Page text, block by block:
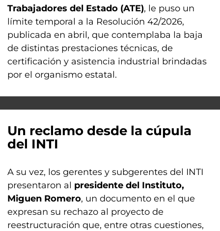
Trabajadores del Estado (ATE), le puso un
límite temporal a la Resolución 42/2026,
publicada en abril, que contemplaba la baja
de distintas prestaciones técnicas, de
certificación y asistencia industrial brindadas
por el organismo estatal.
Un reclamo desde la cúpula
del INTI
A su vez, los gerentes y subgerentes del INTI
presentaron al presidente del Instituto,
Miguen Romero, un documento en el que
expresan su rechazo al proyecto de
reestructuración que, entre otras cuestiones,